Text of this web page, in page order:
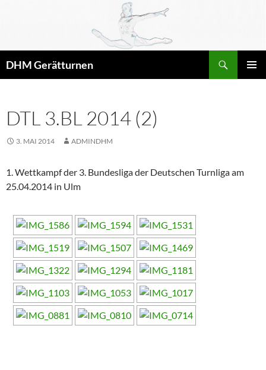
DHM Gerätturnen
DTL 3.BL 2014 (2)
3. MAI 2014 ADMINDHM
1. Wettkampf der 3. Bundesliga der Deutschen Turnliga am
25.04.2014 in Ulm